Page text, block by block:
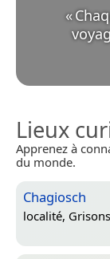
«
Lieux
Apprenez à
du monde.
Chagiosch
localité,